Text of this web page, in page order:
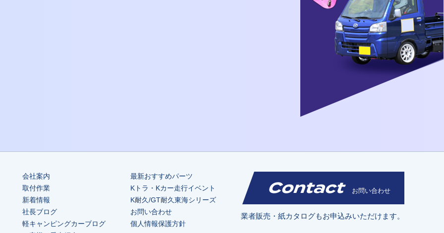
会社案内
取付作業
新着情報
社長ブログ
軽キャンピングカーブログ
最新おすすめパーツ
Kトラ・Kカー走行イベント
K耐久/GT耐久東海シリーズ
お問い合わせ
個人情報保護方針
Contact お問い合わせ
業者販売・紙カタログもお申込みいただけます。